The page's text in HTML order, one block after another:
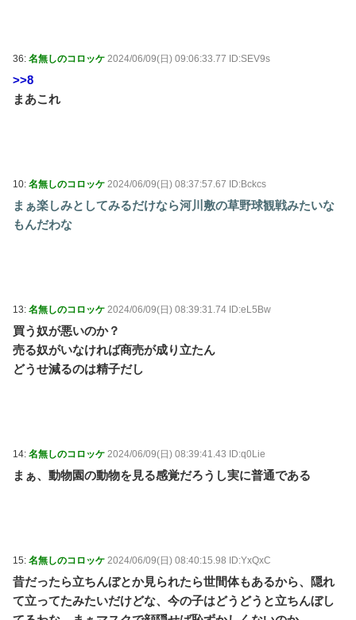
36: 名無しのコロッケ 2024/06/09(日) 09:06:33.77 ID:SEV9s
>>8
まあこれ
10: 名無しのコロッケ 2024/06/09(日) 08:37:57.67 ID:Bckcs
まぁ楽しみとしてみるだけなら河川敷の草野球観戦みたいな
もんだわな
13: 名無しのコロッケ 2024/06/09(日) 08:39:31.74 ID:eL5Bw
買う奴が悪いのか？
売る奴がいなければ商売が成り立たん
どうせ減るのは精子だし
14: 名無しのコロッケ 2024/06/09(日) 08:39:41.43 ID:q0Lie
まぁ、動物園の動物を見る感覚だろうし実に普通である
15: 名無しのコロッケ 2024/06/09(日) 08:40:15.98 ID:YxQxC
昔だったら立ちんぼとか見られたら世間体もあるから、隠れ
て立ってたみたいだけどな、今の子はどうどうと立ちんぼし